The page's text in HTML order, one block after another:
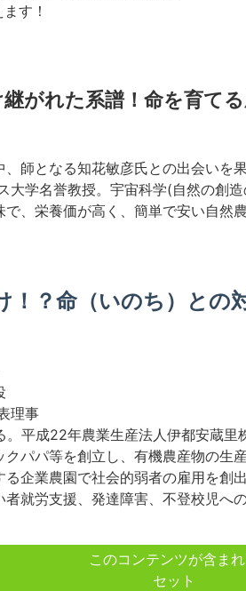
す！
がれた系譜！命を育てる
師となる知花敏彦氏との出会い
学名誉教授。宇宙科学(自然の創
、栄養価が高く、簡単で安い自
！？命（いのち）との
理事
平成22年農業生産法人伊都安蔵
パパ等を創立し、有機農産物の生
企業農園で社会的弱者の雇用を創
就労支援、発達障害、不登校児
このコンテンツが含ま
セット